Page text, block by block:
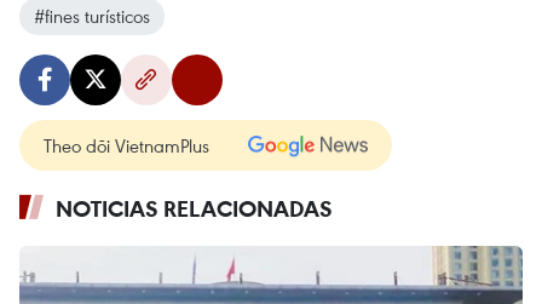
#fines turísticos
Theo dõi VietnamPlus
NOTICIAS RELACIONADAS